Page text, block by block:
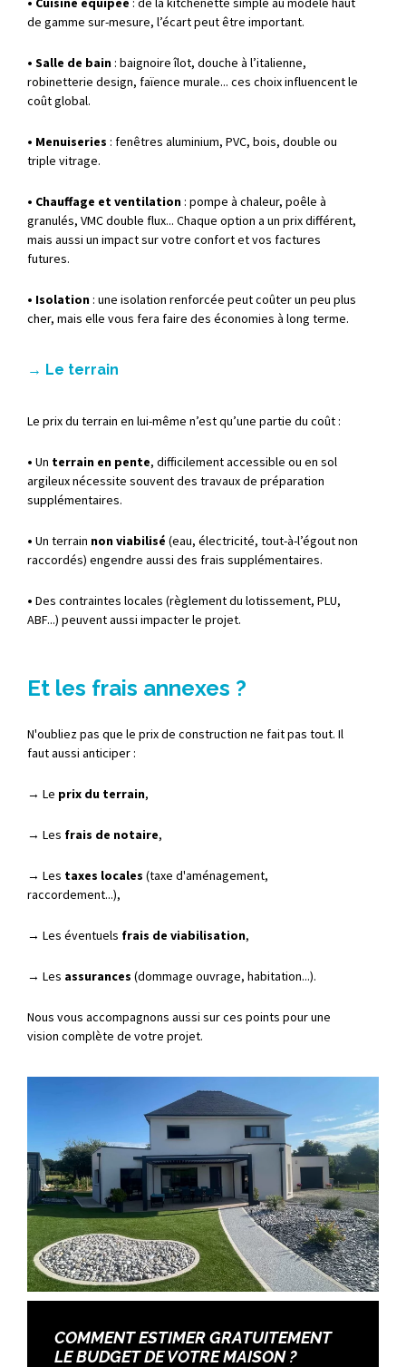
de gamme sur-mesure, l’écartpeutêtre important.
• Salle de bain : baignoireîlot, douche à l’italienne,
robinetterie design, faïence murale... ces choixinfluencentle
coûtglobal.
• Menuiseries : fenêtres aluminium, PVC, bois, double ou
triple vitrage.
• Chauffage etventilation : pompe à chaleur, poêle à
granulés, VMCdouble flux... Chaque option a un prixdifférent,
mais aussi un impactsurvotre confortetvos factures
futures.
• Isolation : une isolation renforcée peutcoûterun peu plus
cher, mais elle vous fera faire des économies à long terme.
→ Le terrain
Le prixdu terrain en lui-même n’estqu’une partie du coût :
• Un terrain en pente, difficilementaccessible ou en sol
argileuxnécessite souventdes travauxde préparation
supplémentaires.
• Un terrain nonviabilisé (eau, électricité, tout-à-l’égoutnon
raccordés) engendre aussi des frais supplémentaires.
• Des contraintes locales (règlementdu lotissement, PLU,
ABF...) peuventaussi impacterle projet.
Et les frais annexes ?
N'oubliez pas que le prix de construction ne fait pas tout. Il
faut aussi anticiper :
→ Le prix du terrain,
→ Les frais de notaire,
→ Les taxes locales (taxe d'aménagement,
raccordement...),
→ Les éventuels frais de viabilisation,
→ Les assurances (dommage ouvrage, habitation...).
Nous vous accompagnons aussi sur ces points pour une
vision complète de votre projet.
COMMENT ESTIMER GRATUITEMENT
LE BUDGET DE VOTRE MAISON ?